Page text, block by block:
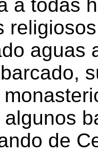
a todas
aguas
de